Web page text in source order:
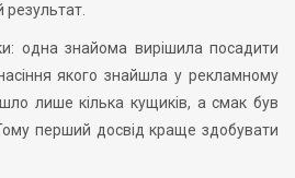
результат.
одна знайома вирішила посадити
якого знайшла у рекламному
лише кілька кущиків, а смак був
перший досвід краще здобувати